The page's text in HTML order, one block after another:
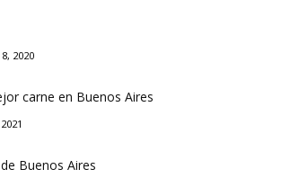
2020
carne en Buenos Aires
Buenos Aires